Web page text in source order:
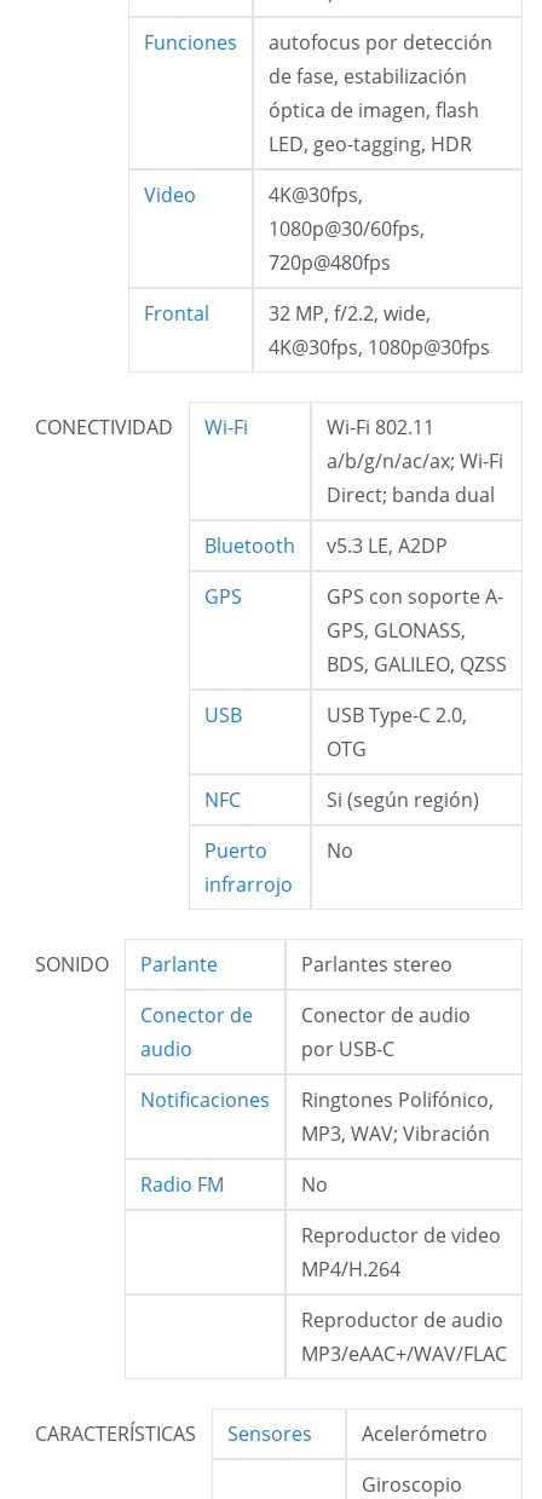
Funciones
autofocus por detección
de fase, estabilización
óptica de imagen, flash
LED, geo-tagging, HDR
Video
4K@30fps,
1080p@30/60fps,
720p@480fps
Frontal
32 MP, f/2.2, wide,
4K@30fps, 1080p@30fps
CONECTIVIDAD Wi-Fi
Wi-Fi 802.11
a/b/g/n/ac/ax; Wi-Fi
Direct; banda dual
Bluetooth
v5.3 LE, A2DP
GPS
GPS con soporte A-
GPS, GLONASS,
BDS, GALILEO, QZSS
USB
USB Type-C 2.0,
OTG
NFC
Si (según región)
Puerto
infrarrojo
No
SONIDO Parlante
Parlantes stereo
Conector de
audio
Conector de audio
por USB-C
Notificaciones
Ringtones Polifónico,
MP3, WAV; Vibración
Radio FM
No
Reproductor de video
MP4/H.264
Reproductor de audio
MP3/eAAC+/WAV/FLAC
CARACTERÍSTICAS Sensores
Acelerómetro
Giroscopio